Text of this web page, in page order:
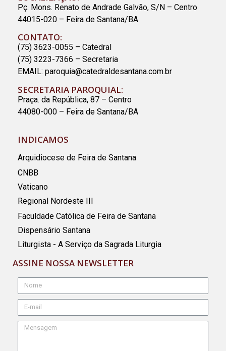
Pç. Mons. Renato de Andrade Galvão, S/N – Centro
44015-020 – Feira de Santana/BA
CONTATO:
(75) 3623-0055 – Catedral
(75) 3223-7366 – Secretaria
EMAIL: paroquia@catedraldesantana.com.br
SECRETARIA PAROQUIAL:
Praça. da República, 87 – Centro
44080-000 – Feira de Santana/BA
INDICAMOS
Arquidiocese de Feira de Santana
CNBB
Vaticano
Regional Nordeste III
Faculdade Católica de Feira de Santana
Dispensário Santana
Liturgista - A Serviço da Sagrada Liturgia
ASSINE NOSSA NEWSLETTER